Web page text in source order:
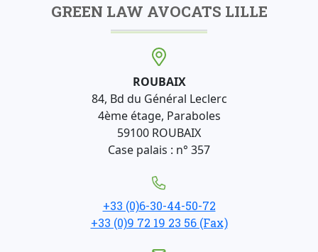
GREEN LAW AVOCATS LILLE
ROUBAIX
84, Bd du Général Leclerc
4ème étage, Paraboles
59100 ROUBAIX
Case palais : n° 357
+33 (0)6-30-44-50-72
+33 (0)9 72 19 23 56 (Fax)